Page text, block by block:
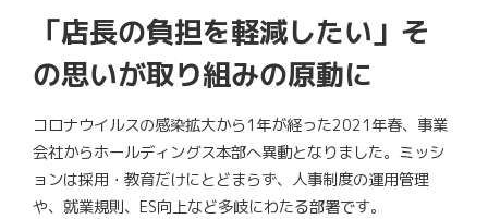
「店長の負担を軽減したい」そ
の思いが取り組みの原動に
コロナウイルスの感染拡大から1年が経った2021年春、事業
会社からホールディングス本部へ異動となりました。ミッシ
ョンは採用・教育だけにとどまらず、人事制度の運用管理
や、就業規則、ES向上など多岐にわたる部署です。